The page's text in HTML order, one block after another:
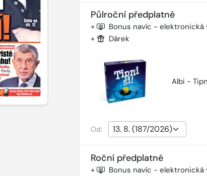
Půlroční předplatné
+ Bonus navíc - elektronická
+ Dárek
Albi -
Od:
Roční předplatné
+ Bonus navíc - elektronická